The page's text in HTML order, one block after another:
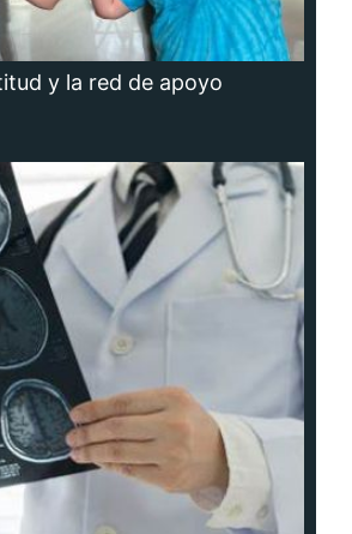
y la red de apoyo